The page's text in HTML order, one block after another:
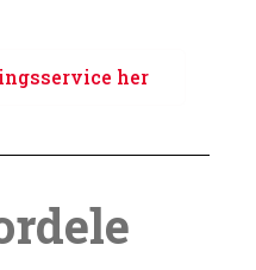
her